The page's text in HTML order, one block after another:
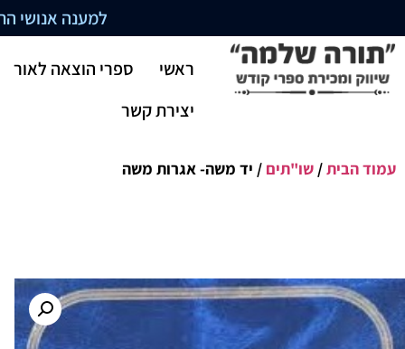
למענה אנושי התקשרו
ראשי
ספרי הוצאה לאור
יצירת קשר
עמוד הבית/ שו"תים / יד משה- אגרות משה